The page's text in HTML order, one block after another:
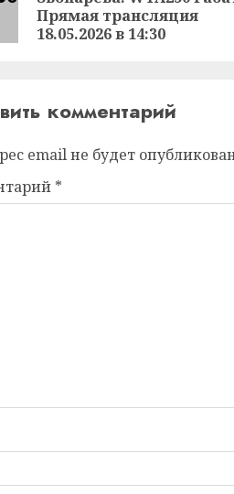
Прямая трансляция
18.05.2026 в 14:30
комментарий
email не будет
*